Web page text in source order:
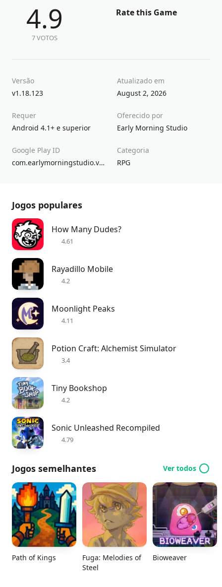
4.9
7 VOTOS
Rate this Game
Versão
v1.18.123
Atualizado em
August 2, 2026
Requer
Android 4.1+ e superior
Oferecido por
Early Morning Studio
Google Play ID
com.earlymorningstudio.vampiresfall2
Categoria
RPG
Jogos populares
How Many Dudes?
4.61
Rayadillo Mobile
4.2
Moonlight Peaks
4.11
Potion Craft: Alchemist Simulator
3.4
Tiny Bookshop
4.2
Sonic Unleashed Recompiled
4.79
Jogos semelhantes Ver todos
Path of Kings
Fuga: Melodies of
Steel
Bioweaver